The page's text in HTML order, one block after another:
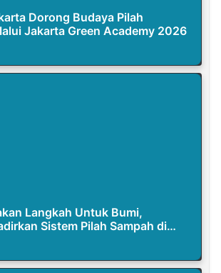
Dorong Budaya Pilah
Jakarta Green Academy 2026
Langkah Untuk Bumi,
Sistem Pilah Sampah di